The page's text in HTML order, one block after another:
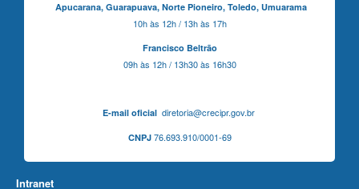
Apucarana, Guarapuava, Norte Pioneiro, Toledo, Umuarama
10h às 12h / 13h às 17h
Francisco Beltrão
09h às 12h / 13h30 às 16h30
E-mail oficialdiretoria@crecipr.gov.br
CNPJ76.693.910/0001-69
Intranet